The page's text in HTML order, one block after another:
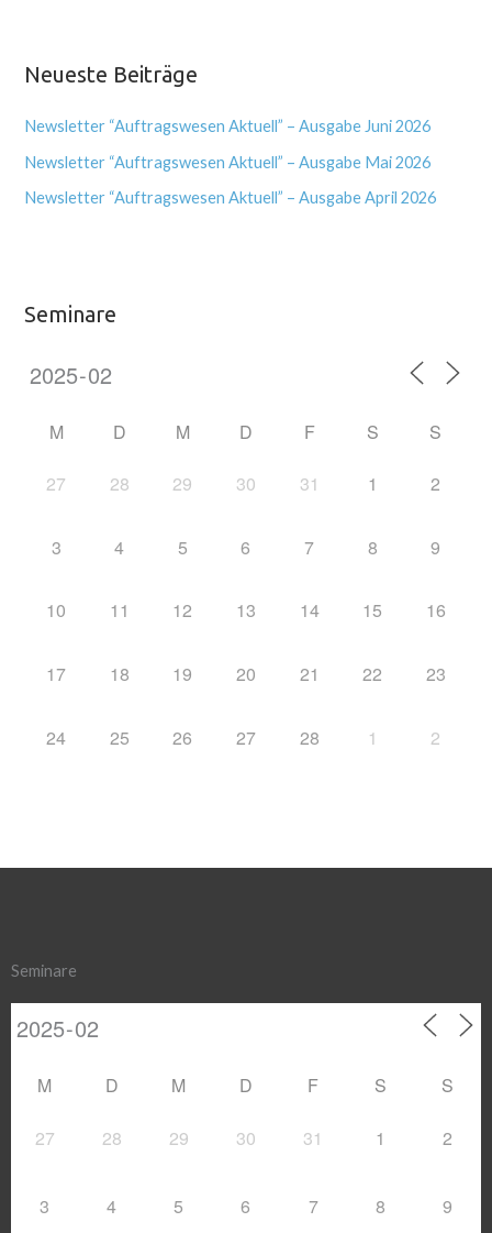
Neueste Beiträge
Newsletter “Auftragswesen Aktuell” – Ausgabe Juni 2026
Newsletter “Auftragswesen Aktuell” – Ausgabe Mai 2026
Newsletter “Auftragswesen Aktuell” – Ausgabe April 2026
Seminare
M D M D F S S
27 28 29 30 31 1 2
3 4 5 6 7 8 9
10 11 12 13 14 15 16
17 18 19 20 21 22 23
24 25 26 27 28 1 2
Seminare
M D M D F S S
27 28 29 30 31 1 2
3 4 5 6 7 8 9